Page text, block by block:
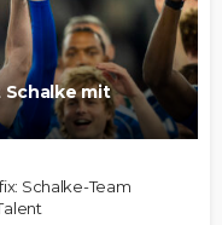
Schalke mit
Schalke-Team